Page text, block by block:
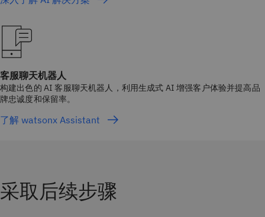
客服聊天机器人
构建出色的 AI 客服聊天机器人，利用生成式 AI 增强客户体验并提高品
牌忠诚度和保留率。
了解 watsonx Assistant
采取后续步骤